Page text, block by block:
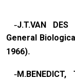
-J.T.VAN
General
1966).
-